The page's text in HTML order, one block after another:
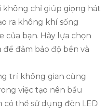
không chỉ giúp giọng hát
ra không khí sống
của bạn. Hãy lựa chọn
đảm bảo độ bền và
trí không gian cũng
việc tạo nên bầu
có thể sử dụng đèn LED